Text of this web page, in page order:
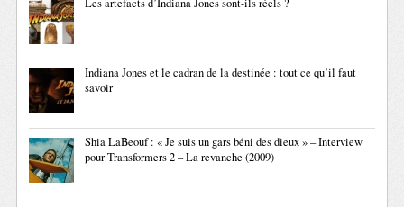
Les artefacts d’Indiana Jones sont-ils réels ?
Indiana Jones et le cadran de la destinée : tout ce qu’il faut
savoir
Shia LaBeouf : « Je suis un gars béni des dieux » – Interview
pour Transformers 2 – La revanche (2009)